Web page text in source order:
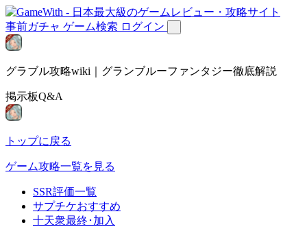
事前ガチャ ゲーム検索 ログイン
グラブル攻略wiki｜グランブルーファンタジー徹底解説
掲示板Q&A
トップに戻る
ゲーム攻略一覧を見る
SSR評価一覧
サプチケおすすめ
十天衆最終･加入